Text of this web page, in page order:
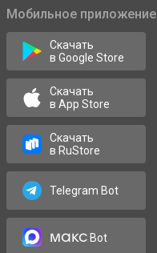
Мобильное приложение
Скачать
в Google Store
Скачать
в App Store
Скачать
в RuStore
Telegram Bot
максBot